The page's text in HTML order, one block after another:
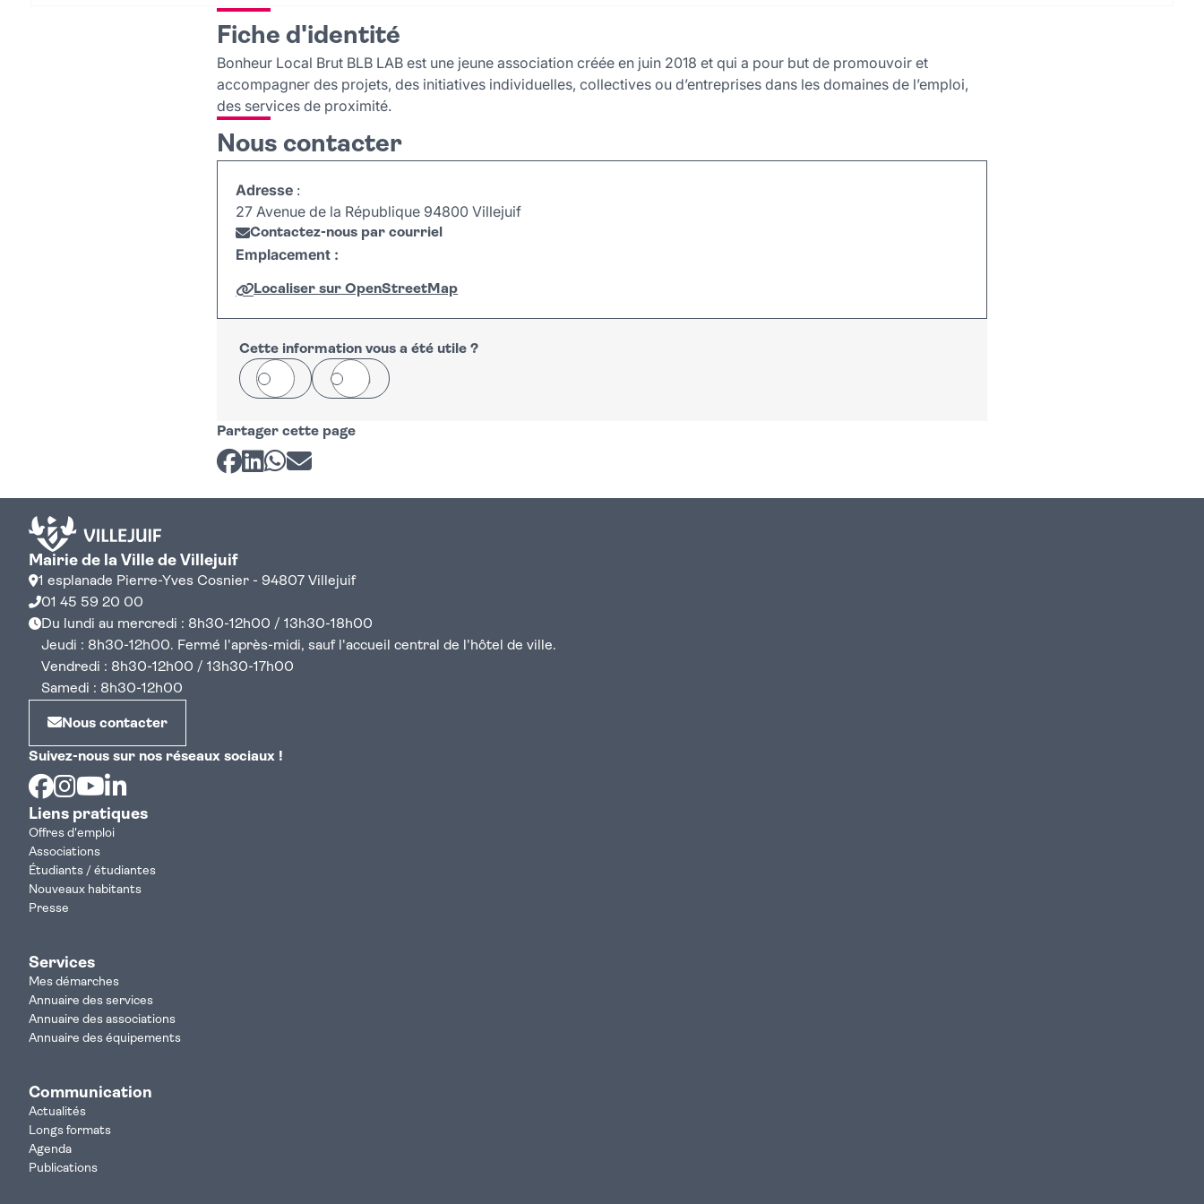
Fiche d'identité
Bonheur Local Brut BLB LAB est une jeune association créée en juin 2018 et qui a pour but de promouvoir et
accompagner des projets, des initiatives individuelles, collectives ou d’entreprises dans les domaines de l’emploi,
des services de proximité.
Nous contacter
Adresse :
27 Avenue de la République 94800 Villejuif
Contactez-nous par courriel
Emplacement :
Localiser sur OpenStreetMap
+
−
Cette information vous a été utile ?
Oui Non
Partager cette page
Partager sur Facebook
Partager sur LinkedIn
Partager sur Whatsapp
Partager par courriel
Mairie de la Ville de Villejuif
1 esplanade Pierre-Yves Cosnier - 94807 Villejuif
01 45 59 20 00
Du lundi au mercredi : 8h30-12h00 / 13h30-18h00
Jeudi : 8h30-12h00. Fermé l'après-midi, sauf l'accueil central de l'hôtel de ville.
Vendredi : 8h30-12h00 / 13h30-17h00
Samedi : 8h30-12h00
Nous contacter
Suivez-nous sur nos réseaux sociaux !
Facebook
Instagram
Youtube
Liens pratiques
Offres d'emploi
Associations
Étudiants / étudiantes
Nouveaux habitants
Presse
Services
Mes démarches
Annuaire des services
Annuaire des associations
Annuaire des équipements
Communication
Actualités
Longs formats
Agenda
Publications